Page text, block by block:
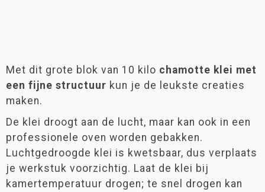
Met dit grote blok van 10 kilo chamotte klei met
een fijne structuur kun je de leukste creaties
maken.
De klei droogt aan de lucht, maar kan ook in een
professionele oven worden gebakken.
Luchtgedroogde klei is kwetsbaar, dus verplaats
je werkstuk voorzichtig. Laat de klei bij
kamertemperatuur drogen; te snel drogen kan